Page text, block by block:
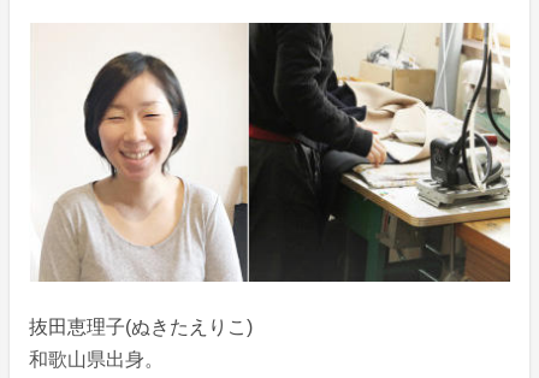
抜田恵理子(ぬきたえりこ)
和歌山県出身。